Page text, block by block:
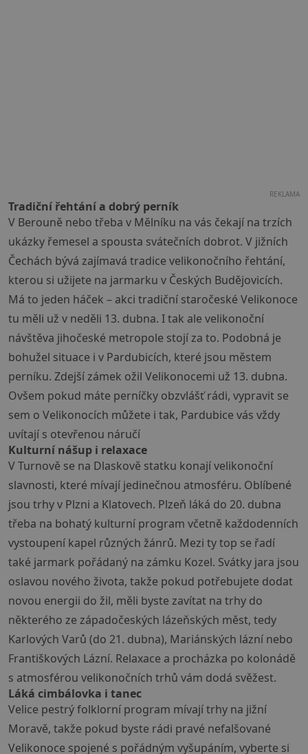
REKLAMA
Tradiční řehtání a dobrý perník
V Berouně nebo třeba v Mělníku na vás čekají na trzích
ukázky řemesel a spousta svátečních dobrot. V jižních
Čechách bývá zajímavá tradice velikonočního řehtání,
kterou si užijete na jarmarku v Českých Budějovicích.
Má to jeden háček – akci tradiční staročeské Velikonoce
tu měli už v neděli 13. dubna. I tak ale velikonoční
návštěva jihočeské metropole stojí za to. Podobná je
bohužel situace i v Pardubicích, které jsou městem
perníku. Zdejší zámek ožil Velikonocemi už 13. dubna.
Ovšem pokud máte perníčky obzvlášť rádi, vypravit se
sem o Velikonocích můžete i tak, Pardubice vás vždy
uvítají s otevřenou náručí
Kulturní nášup i relaxace
V Turnově se na Dlaskově statku konají velikonoční
slavnosti, které mívají jedinečnou atmosféru. Oblíbené
jsou trhy v Plzni a Klatovech. Plzeň láká do 20. dubna
třeba na bohatý kulturní program včetně každodenních
vystoupení kapel různých žánrů. Mezi ty top se řadí
také jarmark pořádaný na zámku Kozel. Svátky jara jsou
oslavou nového života, takže pokud potřebujete dodat
novou energii do žil, měli byste zavítat na trhy do
některého ze západočeských lázeňských měst, tedy
Karlových Varů (do 21. dubna), Mariánských lázní nebo
Františkových Lázní. Relaxace a procházka po kolonádě
s atmosférou velikonočních trhů vám dodá svěžest.
Láká cimbálovka i tanec
Velice pestrý folklorní program mívají trhy na jižní
Moravě, takže pokud byste rádi pravé nefalšované
Velikonoce spojené s pořádným vyšupáním, vyberte si